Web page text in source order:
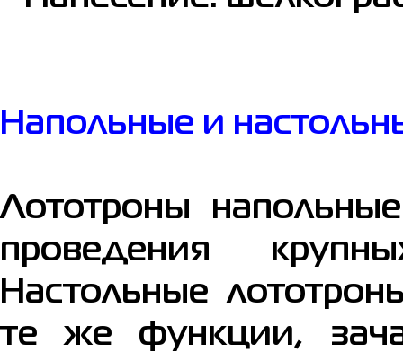
Напольные и
Лототроны
проведения
Настольные
те же функции,